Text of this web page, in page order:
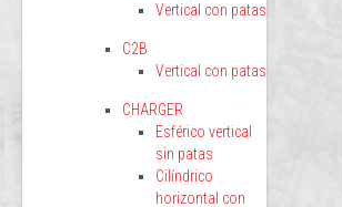
Vertical con patas
C2B
Vertical con patas
CHARGER
Esférico vertical
sin patas
Cilíndrico
horizontal con